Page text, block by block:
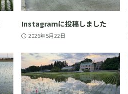
Instagramに投稿しました
2026年5月22日